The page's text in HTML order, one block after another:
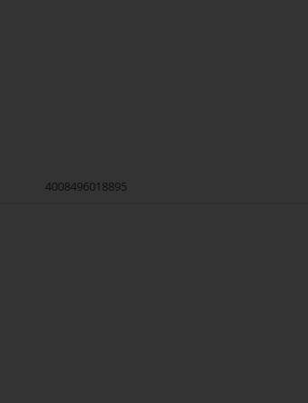
4008496018895